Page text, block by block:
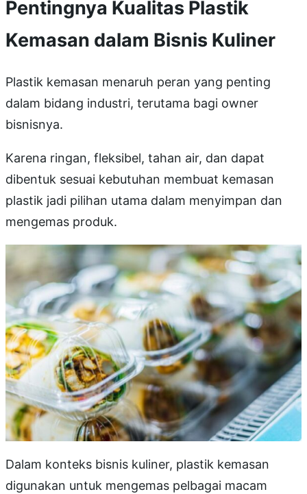
Pentingnya Kualitas Plastik
Kemasan dalam Bisnis Kuliner
Plastik kemasan menaruh peran yang penting
dalam bidang industri, terutama bagi owner
bisnisnya.
Karena ringan, fleksibel, tahan air, dan dapat
dibentuk sesuai kebutuhan membuat kemasan
plastik jadi pilihan utama dalam menyimpan dan
mengemas produk.
Dalam konteks bisnis kuliner, plastik kemasan
digunakan untuk mengemas pelbagai macam